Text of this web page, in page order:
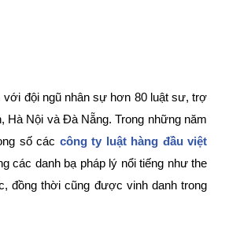
với đội ngũ nhân sự hơn 80 luật sư, trợ
Hà Nội và Đà Nẵng. Trong những năm
số các công ty luật hàng đầu việt
các danh bạ pháp lý nổi tiếng như the
đồng thời cũng được vinh danh trong